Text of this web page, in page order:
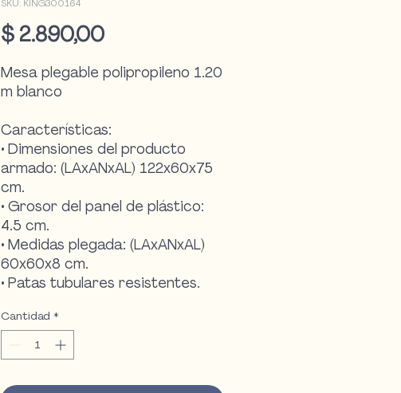
SKU: KING300164
$ 2.890,00Precio
Mesa plegable polipropileno 1.20
m blanco
Características:
• Dimensiones del producto
armado: (LAxANxAL) 122x60x75
cm.
• Grosor del panel de plástico:
4.5 cm.
• Medidas plegada: (LAxANxAL)
60x60x8 cm.
• Patas tubulares resistentes.
inferior de las patas que evitan
movimientos y deslizamientos.
• Material: Plástico y estructura
Cantidad *